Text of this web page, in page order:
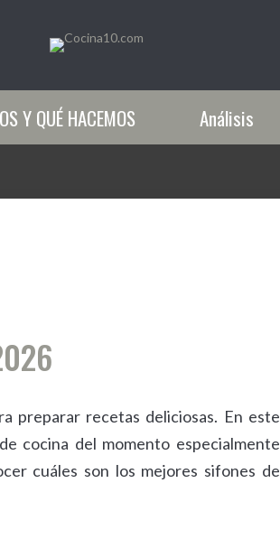
Y QUÉ HACEMOS Análisis
preparar recetas deliciosas. En este
cocina del momento especialmente
cuáles son los mejores sifones de